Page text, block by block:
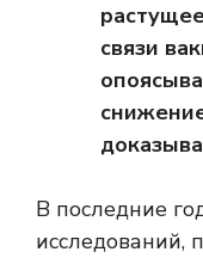
связи
В последние
исследований,